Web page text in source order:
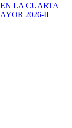
LA CUARTA
2026-II